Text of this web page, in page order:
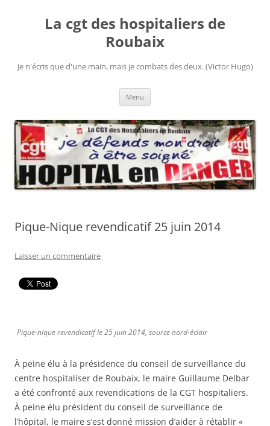
contenuLa cgt des hospitaliers de
Roubaix
Je n'écris que d'une main, mais je combats des deux. (Victor Hugo)
Menu
Pique-Nique revendicatif 25 juin 2014
Laisser un commentaire
Pique-nique revendicatif le 25 juin 2014, source nord-éclair
À peine élu à la présidence du conseil de surveillance du
centre hospitaliser de Roubaix, le maire Guillaume Delbar
a été confronté aux revendications de la CGT hospitaliers.
À peine élu président du conseil de surveillance de
l’hôpital, le maire s’est donné mission d’aider à rétablir «